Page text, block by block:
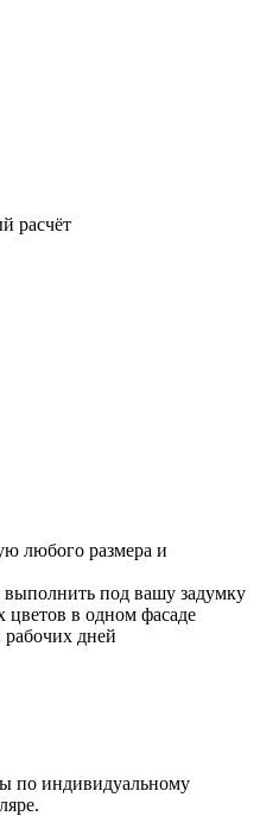
расчёт
любого размера и
под вашу задумку
цветов в одном фасаде
рабочих дней
по индивидуальному